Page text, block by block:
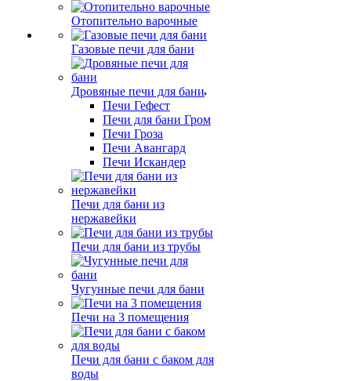
Отопительно варочные
Газовые печи для бани
Дровяные печи для бани
Печи Гефест
Печи для бани Гром
Печи Гроза
Печи Авангард
Печи Искандер
Печи для бани из
нержавейки
Печи для бани из трубы
Чугунные печи для бани
Печи на 3 помещения
Печи для бани с баком для
воды